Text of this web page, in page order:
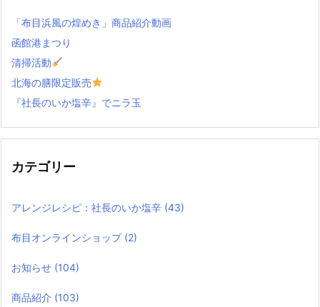
「布目浜風の煌めき」商品紹介動画
函館港まつり
清掃活動
北海の膳限定販売
『社長のいか塩辛』でニラ玉
カテゴリー
アレンジレシピ：社長のいか塩辛 (43)
布目オンラインショップ (2)
お知らせ (104)
商品紹介 (103)